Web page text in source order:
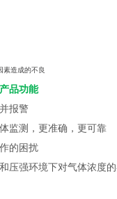
素造成的不良
产品功能
报警
监测，更准确，更可靠
的困扰
压强环境下对气体浓度